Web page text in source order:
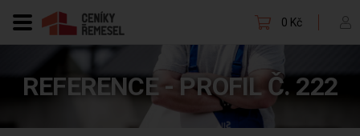
0 Kč
REFERENCE - PROFIL Č. 222